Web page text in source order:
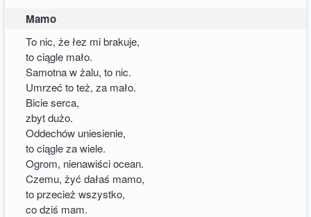
Mamo
To nic, że łez mi brakuje,
to ciągle mało.
Samotna w żalu, to nic.
Umrzeć to też, za mało.
Bicie serca,
zbyt dużo.
Oddechów uniesienie,
to ciągle za wiele.
Ogrom, nienawiści ocean.
Czemu, żyć dałaś mamo,
to przecież wszystko,
co dziś mam.